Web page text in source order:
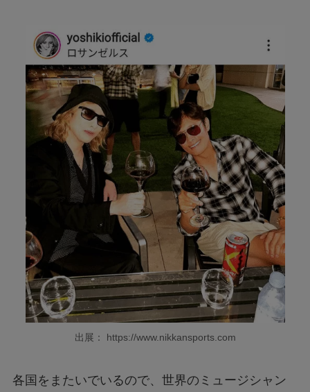
出展： https://www.nikkansports.com
各国をまたいでいるので、世界のミュージシャン